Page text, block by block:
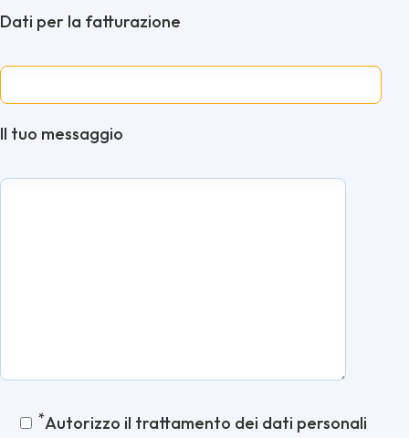
Dati per la fatturazione
Il tuo messaggio
*Autorizzo il trattamento dei dati personali